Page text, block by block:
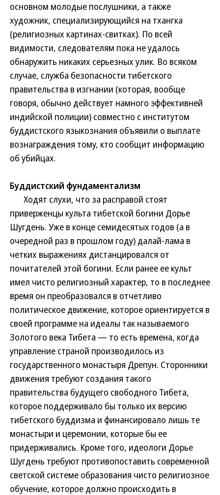
основном молодые послушники, а также
художник, специализирующийся на тхангка
(религиозных картинах-свитках). По всей
видимости, следователям пока не удалось
обнаружить никаких серьезных улик. Во всяком
случае, служба безопасности тибетского
правительства в изгнании (которая, вообще
говоря, обычно действует намного эффективней
индийской полиции) совместно с институтом
буддистского языкознания объявили о выплате
вознаграждения тому, кто сообщит информацию
об убийцах.
Буддистский фундаментализм
Ходят слухи, что за расправой стоят
приверженцы культа тибетской богини Дорье
Шугдень. Уже в конце семидесятых годов (а в
очередной раз в прошлом году) далай-лама в
четких выражениях дистанцировался от
почитателей этой богини. Если ранее ее культ
имел чисто религиозный характер, то в последнее
время он преобразовался в отчетливо
политическое движение, которое ориентируется в
своей программе на идеалы так называемого
Золотого века Тибета — то есть времена, когда
управление страной производилось из
государственного монастыря Дрепун. Сторонники
движения требуют создания такого
правительства будущего свободного Тибета,
которое поддерживало бы только их версию
тибетского буддизма и финансировало лишь те
монастыри и церемонии, которые бы ее
придерживались. Кроме того, идеологи Дорье
Шугдень требуют противопоставить современной
светской системе образования чисто религиозное
обучение, которое должно происходить в